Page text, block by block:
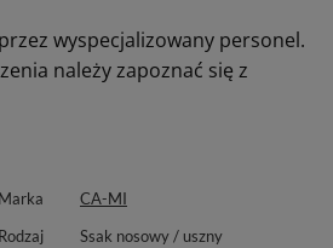
wyspecjalizowany personel.
należy zapoznać się z
Marka
CA-MI
Rodzaj
Ssak nosowy / uszny